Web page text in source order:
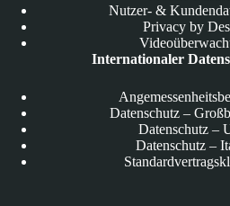
Nutzer- &
Privacy by
Internationaler
Datenschutz –
Datenschutz –
Datenschutz –